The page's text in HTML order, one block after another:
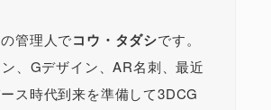
管理人でコウ・タダシです。
、Gデザイン、AR名刺、最近
ス時代到来を準備して3DCG